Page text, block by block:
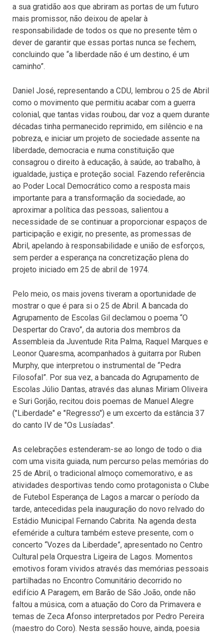
a sua gratidão aos que abriram as portas de um futuro
mais promissor, não deixou de apelar à
responsabilidade de todos os que no presente têm o
dever de garantir que essas portas nunca se fechem,
concluindo que “a liberdade não é um destino, é um
caminho”.
Daniel José, representando a CDU, lembrou o 25 de Abril
como o movimento que permitiu acabar com a guerra
colonial, que tantas vidas roubou, dar voz a quem durante
décadas tinha permanecido reprimido, em silêncio e na
pobreza, e iniciar um projeto de sociedade assente na
liberdade, democracia e numa constituição que
consagrou o direito à educação, à saúde, ao trabalho, à
igualdade, justiça e proteção social. Fazendo referência
ao Poder Local Democrático como a resposta mais
importante para a transformação da sociedade, ao
aproximar a política das pessoas, salientou a
necessidade de se continuar a proporcionar espaços de
participação e exigir, no presente, as promessas de
Abril, apelando à responsabilidade e união de esforços,
sem perder a esperança na concretização plena do
projeto iniciado em 25 de abril de 1974.
Pelo meio, os mais jovens tiveram a oportunidade de
mostrar o que é para si o 25 de Abril. A bancada do
Agrupamento de Escolas Gil declamou o poema “O
Despertar do Cravo”, da autoria dos membros da
Assembleia da Juventude Rita Palma, Raquel Marques e
Leonor Quaresma, acompanhados à guitarra por Ruben
Murphy, que interpretou o instrumental de “Pedra
Filosofal”. Por sua vez, a bancada do Agrupamento de
Escolas Júlio Dantas, através das alunas Miriam Oliveira
e Suri Gorjão, recitou dois poemas de Manuel Alegre
("Liberdade" e "Regresso") e um excerto da estância 37
do canto IV de "Os Lusíadas".
As celebrações estenderam-se ao longo de todo o dia
com uma visita guiada, num percurso pelas memórias do
25 de Abril, o tradicional almoço comemorativo, e as
atividades desportivas tendo como protagonista o Clube
de Futebol Esperança de Lagos a marcar o período da
tarde, antecedidas pela inauguração do novo relvado do
Estádio Municipal Fernando Cabrita. Na agenda desta
efeméride a cultura também esteve presente, com o
concerto “Vozes da Liberdade”, apresentado no Centro
Cultural pela Orquestra Ligeira de Lagos. Momentos
emotivos foram vividos através das memórias pessoais
partilhadas no Encontro Comunitário decorrido no
edifício A Paragem, em Barão de São João, onde não
faltou a música, com a atuação do Coro da Primavera e
temas de Zeca Afonso interpretados por Pedro Pereira
(maestro do Coro). Nesta sessão houve, ainda, poesia